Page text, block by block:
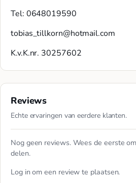
Tel: 0648019590
tobias_tillkorn@hotmail.com
K.v.K.nr. 30257602
Reviews
Echte ervaringen van eerdere klanten.
Nog geen reviews. Wees de eerste
delen.
Log in om een review te plaatsen.